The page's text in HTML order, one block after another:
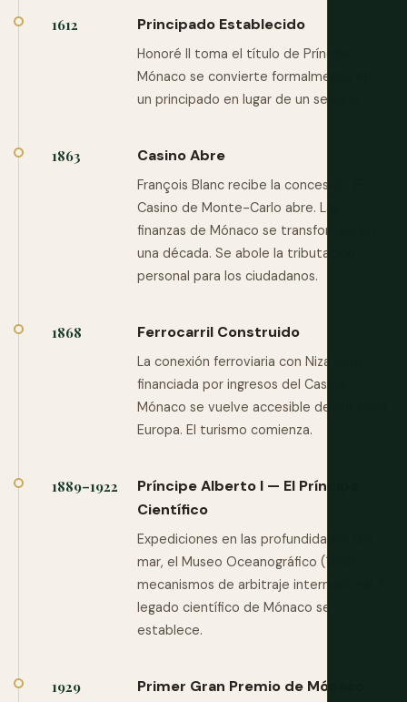
1612 Principado Establecido
Honoré II toma el título de Príncipe.
Mónaco se convierte formalmente en
un principado en lugar de un señorío.
1863 Casino Abre
François Blanc recibe la concesión. El
Casino de Monte-Carlo abre. Las
finanzas de Mónaco se transforman en
una década. Se abole la tributación
personal para los ciudadanos.
1868 Ferrocarril Construido
La conexión ferroviaria con Niza abre,
financiada por ingresos del Casino.
Mónaco se vuelve accesible desde toda
Europa. El turismo comienza.
1889–1922
Príncipe Alberto I — El Príncipe
Científico
Expediciones en las profundidades del
mar, el Museo Oceanográfico (1910),
mecanismos de arbitraje internacional. El
legado científico de Mónaco se
establece.
1929 Primer Gran Premio de Mónaco